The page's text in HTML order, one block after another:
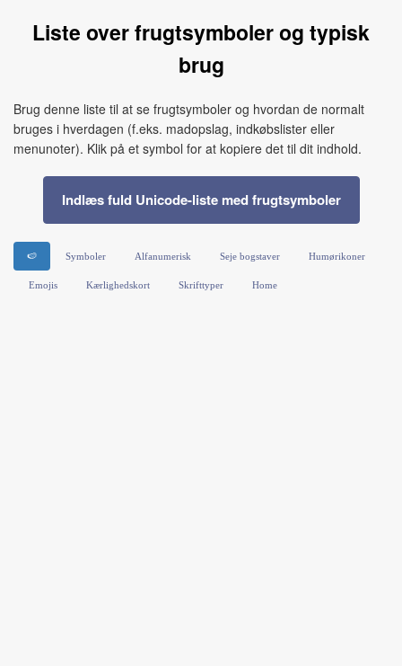
Liste over frugtsymboler og typisk
brug
Brug denne liste til at se frugtsymboler og hvordan de normalt
bruges i hverdagen (f.eks. madopslag, indkøbslister eller
menunoter). Klik på et symbol for at kopiere det til dit indhold.
Indlæs fuld Unicode-liste med frugtsymboler
🍉 Symboler Alfanumerisk Seje bogstaver Humørikoner
Emojis Kærlighedskort Skrifttyper Home